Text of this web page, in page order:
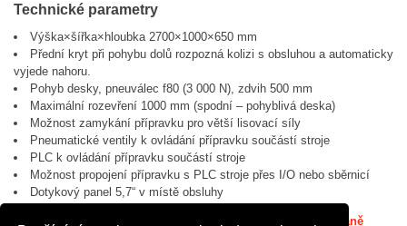
Technické parametry
Výška×šířka×hloubka 2700×1000×650 mm
Přední kryt při pohybu dolů rozpozná kolizi s obsluhou a automaticky
vyjede nahoru.
Pohyb desky, pneuválec f80 (3 000 N), zdvih 500 mm
Maximální rozevření 1000 mm (spodní – pohyblivá deska)
Možnost zamykání přípravku pro větší lisovací síly
Pneumatické ventily k ovládání přípravku součástí stroje
PLC k ovládání přípravku součástí stroje
Možnost propojení přípravku s PLC stroje přes I/O nebo sběrnicí
Dotykový panel 5,7“ v místě obsluhy
Stáhněte si tyto informace v PDF letáku na úvodní straně